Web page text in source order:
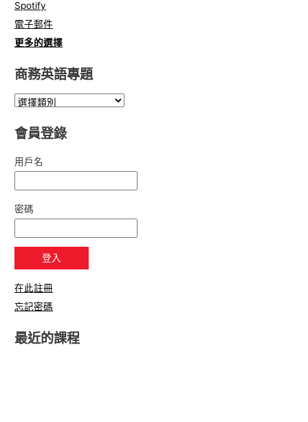
Spotify
電子郵件
更多的選擇
商務英語專題
會員登錄
用戶名
密碼
在此註冊
忘記密碼
最近的課程